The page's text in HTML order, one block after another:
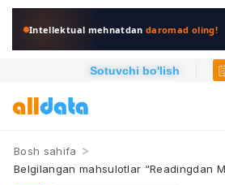
Intellektual mehnatdandaromad oling!
Sotuvchi bo'lish
Bosh sahifa >
Belgilangan mahsulotlar “Readingdan